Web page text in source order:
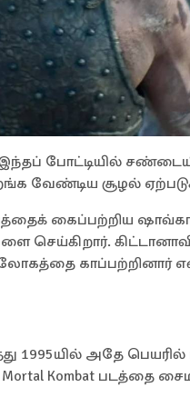
போட்டியில் சண்டையிட
வேண்டிய சூழல்
கைப்பற்றிய
செய்கிறார்.
காப்பற்றினார்
1995யில் அதே பெயரில்
Kombat படத்தை